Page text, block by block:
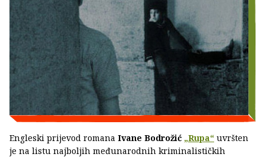
Engleski prijevod romana Ivane Bodrožić „Rupa“ uvršten
je na listu najboljih međunarodnih kriminalističkih